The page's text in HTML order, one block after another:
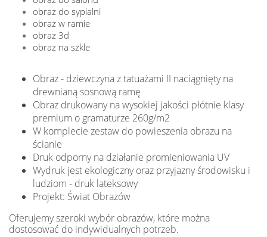
obraz do sypialni
obraz w ramie
obraz 3d
obraz na szkle
Obraz - dziewczyna z tatuażami II naciągnięty na
drewnianą sosnową ramę
Obraz drukowany na wysokiej jakości płótnie klasy
premium o gramaturze 260g/m2
W komplecie zestaw do powieszenia obrazu na
ścianie
Druk odporny na działanie promieniowania UV
Wydruk jest ekologiczny oraz przyjazny środowisku i
ludziom - druk lateksowy
Projekt: Świat Obrazów
Oferujemy szeroki wybór obrazów, które można
dostosować do indywidualnych potrzeb.